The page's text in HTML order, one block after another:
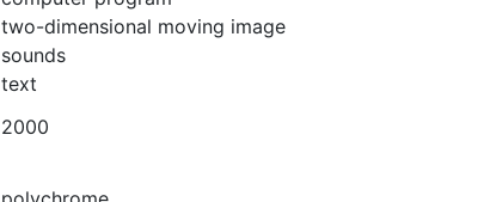
two-dimensional moving image
sounds
text
2000